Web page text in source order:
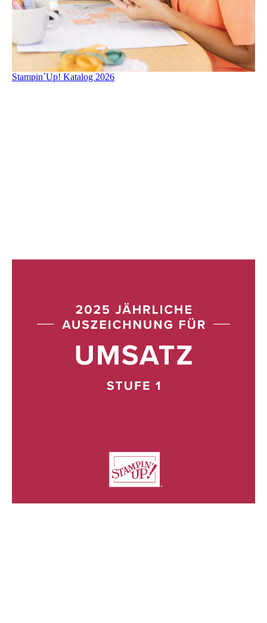
Stampin´Up! Katalog 2026